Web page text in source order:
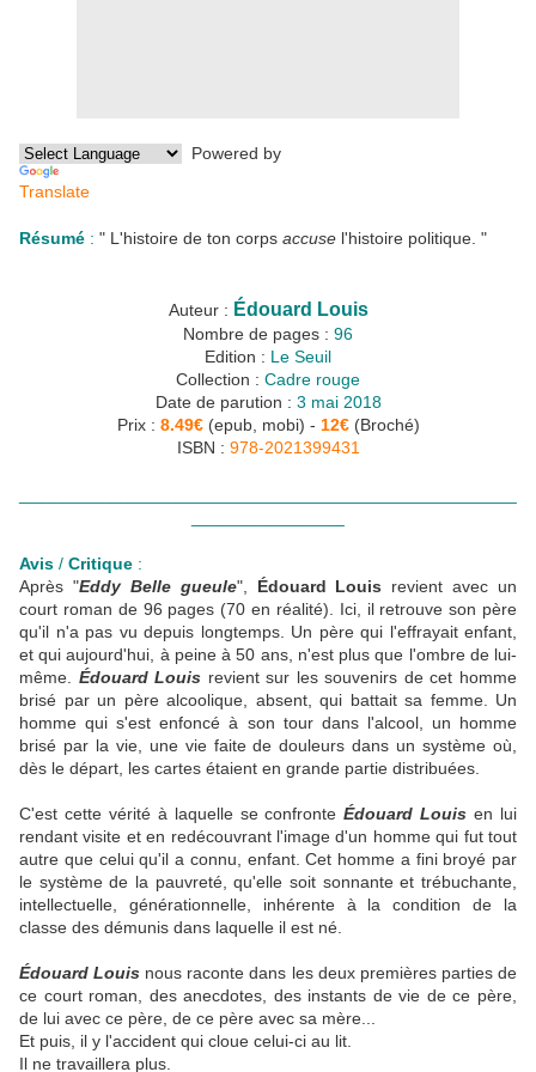
Powered by
Translate
Résumé : " L'histoire de ton corps accuse l'histoire politique. "
Auteur : Édouard Louis
Nombre de pages : 96
Edition : Le Seuil
Collection : Cadre rouge
Date de parution : 3 mai 2018
Prix : 8.49€(epub, mobi) - 12€(Broché)
ISBN : 978-2021399431
Avis / Critique :
Après "Eddy Belle gueule", Édouard Louis revient avec un
court roman de 96 pages (70 en réalité). Ici, il retrouve son père
qu'il n'a pas vu depuis longtemps. Un père qui l'effrayait enfant,
et qui aujourd'hui, à peine à 50 ans, n'est plus que l'ombre de lui-
même. Édouard Louis revient sur les souvenirs de cet homme
brisé par un père alcoolique, absent, qui battait sa femme. Un
homme qui s'est enfoncé à son tour dans l'alcool, un homme
brisé par la vie, une vie faite de douleurs dans un système où,
dès le départ, les cartes étaient en grande partie distribuées.
C'est cette vérité à laquelle se confronteÉdouard Louis en lui
rendant visite et en redécouvrant l'image d'un homme qui fut tout
autre que celui qu'il a connu, enfant. Cet homme a fini broyé par
le système de la pauvreté, qu'elle soit sonnante et trébuchante,
intellectuelle, générationnelle, inhérente à la condition de la
classe des démunis dans laquelle il est né.
Édouard Louis nous raconte dans les deux premières parties de
ce court roman, des anecdotes, des instants de vie de ce père,
de lui avec ce père, de ce père avec sa mère...
Et puis, il y l'accident qui cloue celui-ci au lit.
Il ne travaillera plus.